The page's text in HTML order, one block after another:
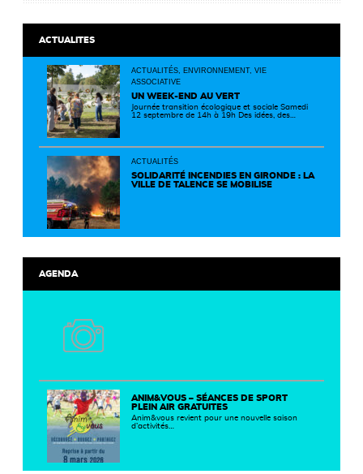
ACTUALITES
ACTUALITÉS, ENVIRONNEMENT, VIE
ASSOCIATIVE
UN WEEK-END AU VERT
Journée transition écologique et sociale Samedi
12 septembre de 14h à 19h Des idées, des
un territoire plus durable et solidaire.
ACTUALITÉS
SOLIDARITÉ INCENDIES EN GIRONDE : LA
VILLE DE TALENCE SE MOBILISE
AGENDA
ANIM&VOUS – SÉANCES DE SPORT
PLEIN AIR GRATUITES
Anim&vous revient pour une nouvelle saison
d’activités…